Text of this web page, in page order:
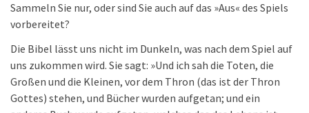
Sammeln Sie nur, oder sind Sie auch auf das »Aus« des Spiels
vorbereitet?
Die Bibel lässt uns nicht im Dunkeln, was nach dem Spiel auf
uns zukommen wird. Sie sagt: »Und ich sah die Toten, die
Großen und die Kleinen, vor dem Thron (das ist der Thron
Gottes) stehen, und Bücher wurden aufgetan; und ein